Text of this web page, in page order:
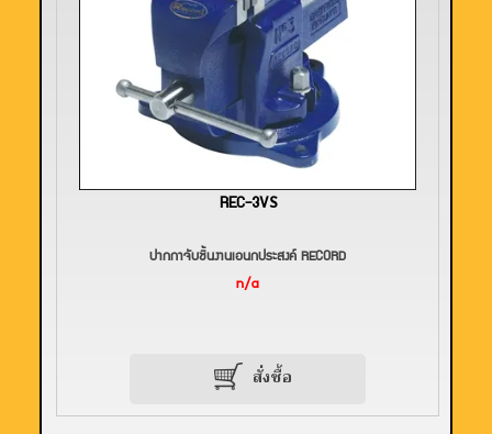
REC-3VS
ปากกาจับชิ้นงานเอนกประสงค์ RECORD
n/a
สั่งซื้อ